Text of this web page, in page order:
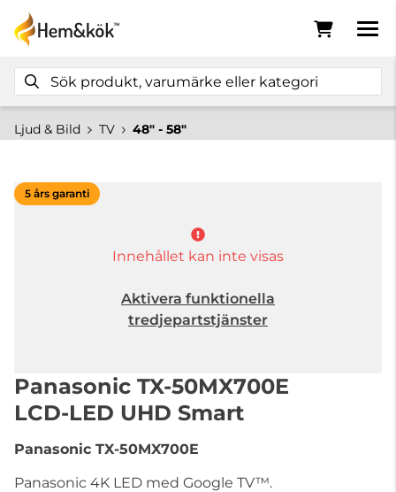
Ljud & Bild TV 48" - 58"
5 års garanti
Innehållet kan inte visas
Aktivera funktionella
tredjepartstjänster
Panasonic TX-50MX700E
LCD-LED UHD Smart
Panasonic TX-50MX700E
Panasonic 4K LED med Google TV™.